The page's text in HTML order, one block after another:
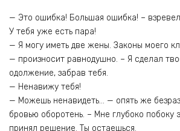
— Это ошибка! Большая ошибка! –
У тебя уже есть пара!
— Я могу иметь две жены. Законы моего
— произносит равнодушно. – Я сделал
одолжение, забрав тебя.
— Ненавижу тебя!
— Можешь ненавидеть… — опять же
бровью оборотень. – Мне глубоко побоку
принял решение. Ты остаешься.